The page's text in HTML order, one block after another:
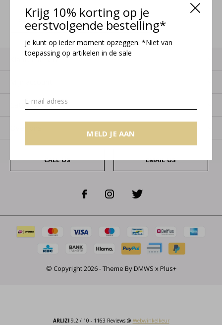
Krijg 10% korting op je
eerstvolgende bestelling*
je kunt op ieder moment opzeggen. *Niet van
toepassing op artikelen in de sale
MELD JE AAN
MELD JE AAN
Klantenservice
Categorieën
CALL US EMAIL US
© Copyright2026- Theme ByDMWS xPlus+
ARLIZI9.2/ 10 - 1163 Reviews @ Webwinkelkeur